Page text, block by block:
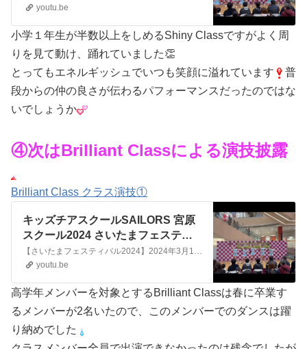
youtu.be
小学１年生が半数以上をしめるShiny Classですがよく周
りを見て動け、踊れていました👏
とってもエネルギッシュでいつも笑顔に溢れています
普
段からの仲の良さが伝わるパフォーマンスだったのではな
いでしょうか
④次はBrilliant Classによる演技披露
Brilliant Class クラス演技①
キッズチアスクールSAILORS 宮原
スクール2024 さいたまフェスティ
バル④ @kidscheerschool_sailors 【さいたまフェスティバル2024】2024年3月10（日）イオンモール与野にてSAILORS宮原スクールBrilliant Classによるクラス演技①曲:Dreamteam / Galantis & Neon Trees⚓️キッズチアスクールSAILORS❤️🤍💙HP...https://www.sailo...
youtu.be
高学年メンバーを対象とするBrilliant Classは春に卒業す
るメンバーが2名いたので、このメンバーでのダンスは躍
り納めでした